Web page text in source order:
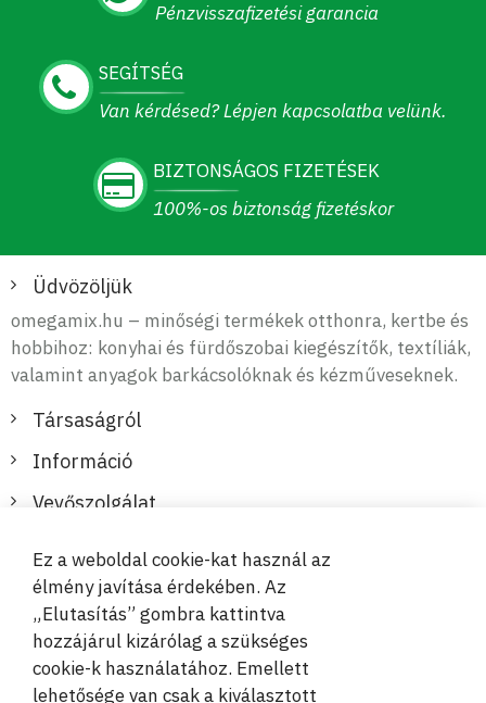
Pénzvisszafizetési garancia
SEGÍTSÉG
Van kérdésed? Lépjen kapcsolatba velünk.
BIZTONSÁGOS FIZETÉSEK
100%-os biztonság fizetéskor
Üdvözöljük
omegamix.hu – minőségi termékek otthonra, kertbe és
hobbihoz: konyhai és fürdőszobai kiegészítők, textíliák,
valamint anyagok barkácsolóknak és kézműveseknek.
Társaságról
Információ
Vevőszolgálat
Biztonságos és kényelmes fizetések
Ez a weboldal cookie-kat használ az
élmény javítása érdekében. Az
„Elutasítás” gombra kattintva
hozzájárul kizárólag a szükséges
cookie-k használatához. Emellett
lehetősége van csak a kiválasztott